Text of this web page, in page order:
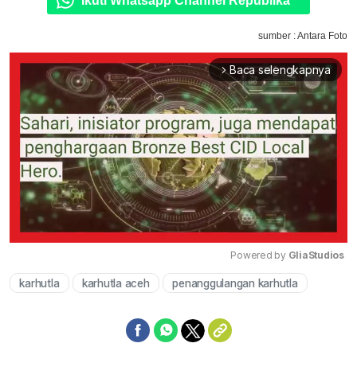
sumber : Antara Foto
arrow_forward_ios Baca selengkapnya
Mute
Powered by GliaStudios
karhutla karhutla aceh penanggulangan karhutla